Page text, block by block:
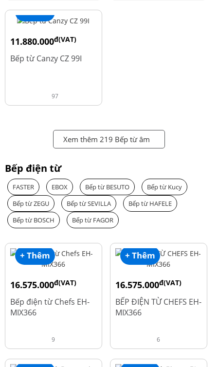
+ Thêm
11.880.000đ(VAT)
13.980.000
Bếp từ Canzy CZ 99I
97
Xem thêm 219 Bếp từ âm
Bếp điện từ
FASTER EBOX Bếp từ BESUTO
Bếp từ Kucy
Bếp từ ZEGU
Bếp từ SEVILLA
Bếp từ HAFELE
Bếp từ BOSCH
Bếp từ FAGOR
+ Thêm
16.575.000đ(VAT)
19.500.000
Bếp điện từ Chefs EH-
MIX366
9
+ Thêm
16.575.000đ(VAT)
19.500.000
BẾP ĐIỆN TỪ CHEFS EH-
MIX366
6